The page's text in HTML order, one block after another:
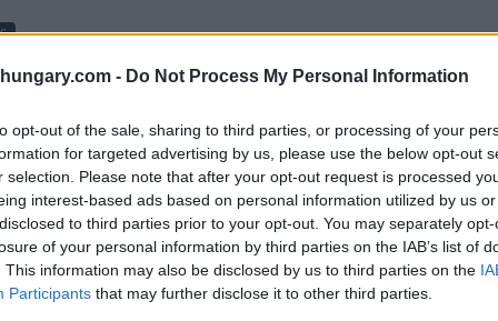
- Do Not Process My Personal Information
opt-out of the sale, sharing to third parties, or processing of your
for targeted advertising by us, please use the below opt-out
selection. Please note that after your opt-out request is processed
interest-based ads based on personal information utilized by us
to third parties prior to your opt-out. You may separately
of your personal information by third parties on the IAB’s list of
This information may also be disclosed by us to third parties on the
Participants that may further disclose it to other third parties.
vom ungarischen